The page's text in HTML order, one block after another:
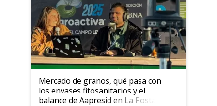
Mercado de granos, qué pasa con
los envases fitosanitarios y el
balance de Aapresid en La Posta